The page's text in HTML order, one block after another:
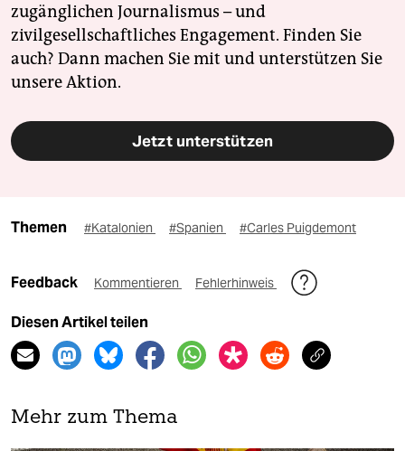
zugänglichen Journalismus – und
zivilgesellschaftliches Engagement. Finden Sie
auch? Dann machen Sie mit und unterstützen Sie
unsere Aktion.
Jetzt unterstützen
Themen #Katalonien #Spanien #Carles Puigdemont
Feedback Kommentieren Fehlerhinweis
Diesen Artikel teilen
Mehr zum Thema